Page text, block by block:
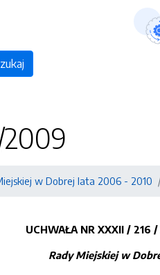
2009
w Dobrej lata 2006 - 2010
UCHWAŁA NR XXXII / 216 /
Rady Miejskiej w